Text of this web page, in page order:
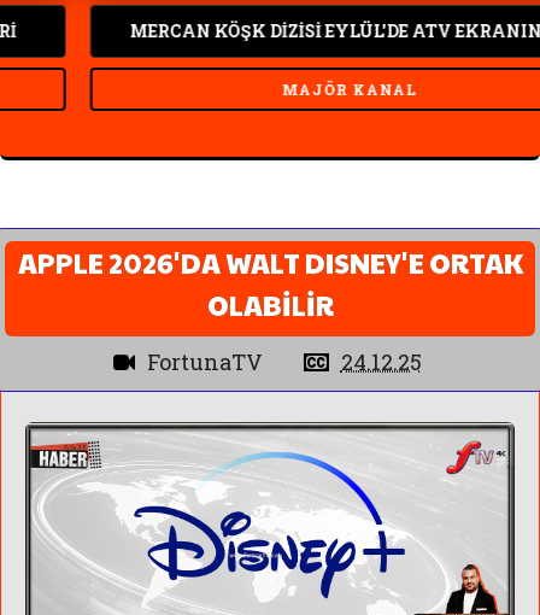
MERCAN KÖŞK DİZİSİ EYLÜL'DE ATV EKRANINDA
MAJÖR KANAL
APPLE 2026'DA WALT DISNEY'E ORTAK
OLABİLİR
FortunaTV 24.12.25